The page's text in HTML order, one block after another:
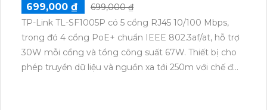
699,000 ₫
699,000 ₫
TP-Link TL-SF1005P có 5 cổng RJ45 10/100 Mbps,
trong đó 4 cổng PoE+ chuẩn IEEE 802.3af/at, hỗ trợ
30W mỗi cổng và tổng công suất 67W. Thiết bị cho
phép truyền dữ liệu và nguồn xa tới 250m với chế độ